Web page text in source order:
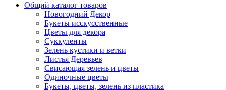
Общий каталог товаров
Новогодний Декор
Букеты исскусственные
Цветы для декора
Суккуленты
Зелень кустики и ветки
Листья Деревьев
Свисающая зелень и цветы
Одиночные цветы
Букеты, цветы, зелень из пластика